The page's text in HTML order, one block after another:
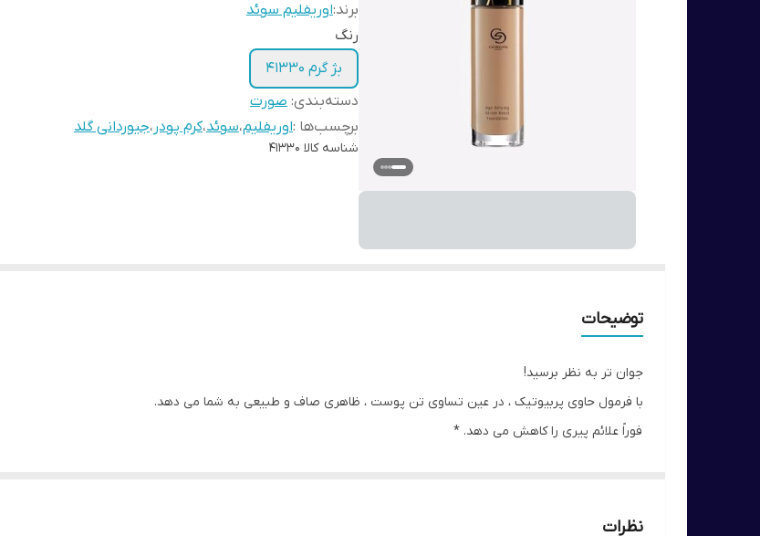
برند:اوریفلیم سوئد
رنگ
بژ گرم 41330
دسته‌بندی: صورت
برچسب‌ها :اوریفلیم،سوئد،کرم پودر ،جیوردانی گلد
شناسه کالا 41330
توضیحات
جوان تر به نظر برسید!
با فرمول حاوی پربیوتیک ، در عین تساوی تن پوست ، ظاهری صاف و طبیعی به شما می دهد.
فوراً علائم پیری را کاهش می دهد. *
تست بالینی انجام شده
نظرات